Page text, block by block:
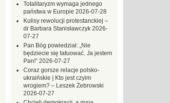
Totalitaryzm wymaga jednego
państwa w Europie 2026-07-28
Kulisy rewolucji protestanckiej –
dr Barbara Stanisławczyk 2026-
07-27
Pan Bóg powiedział: „Nie
będziecie się tatuować. Ja jestem
Pan!” 2026-07-27
Coraz gorsze relacje polsko-
ukraińskie | Kto jest czyim
wrogiem? – Leszek Żebrowski
2026-07-27